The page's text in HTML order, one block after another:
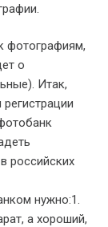
фотографиям,
о
Итак,
российских
нужно:1.
а хороший,